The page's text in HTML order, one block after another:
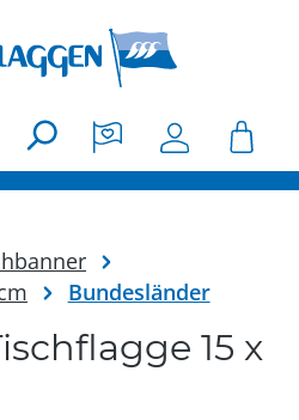
Bundesländer
15 x